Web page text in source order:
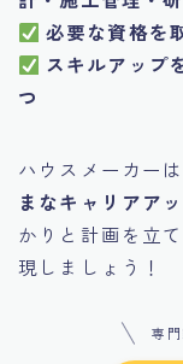
必要な資格を
スキルアップ
つ
ハウスメーカーは
まなキャリアア
かりと計画を立
現しましょう！
専